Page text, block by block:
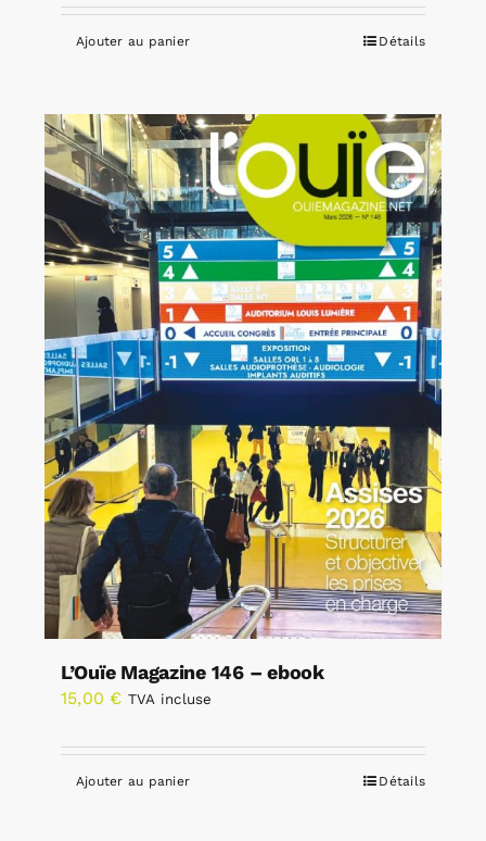
Ajouter au panier Détails
L’Ouïe Magazine 146 – ebook
15,00 € TVA incluse
Ajouter au panier Détails